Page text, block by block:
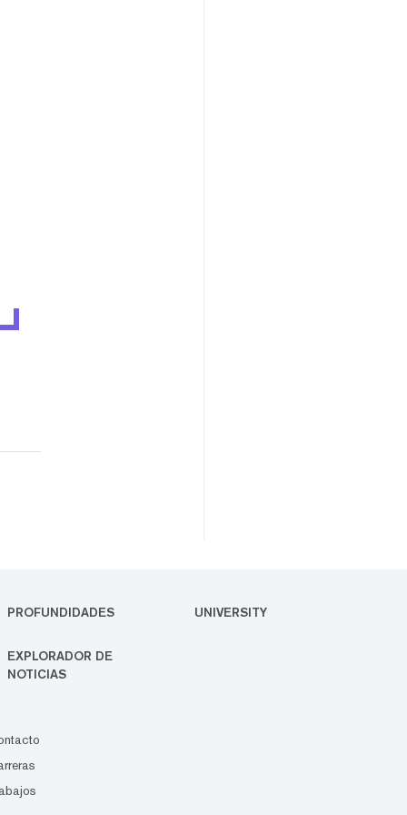
PROFUNDIDADES UNIVERSITY
EXPLORADOR DE
NOTICIAS